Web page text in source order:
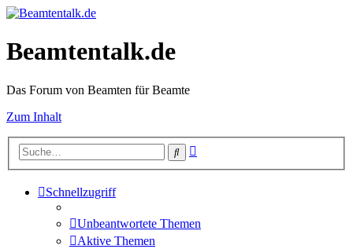
Beamtentalk.de
Das Forum von Beamten für Beamte
Zum Inhalt
Suche
Schnellzugriff
Unbeantwortete Themen
Aktive Themen